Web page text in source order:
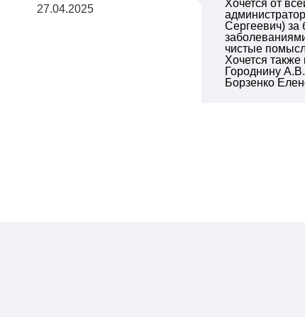
27.04.2025
Хочется от
Сергеевич)
чистые
Хочется
Городнину
Борзенко